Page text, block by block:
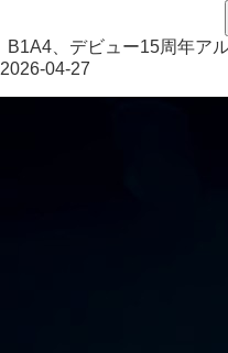
B1A4、デビュー15周年ア
2026-04-27